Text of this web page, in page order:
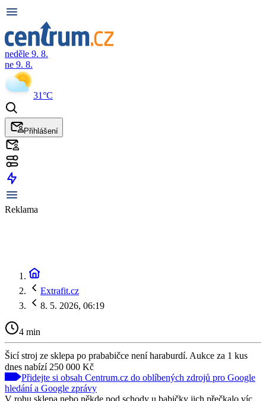
neděle 9. 8.
ne 9. 8.
31°C
Přihlášení
Reklama
Extrafit.cz
8. 5. 2026, 06:19
4 min
Šicí stroj ze sklepa po prababičce není haraburdí. Aukce za 1 kus
dnes nabízí 250 000 Kč
Přidejte si obsah Centrum.cz do oblíbených zdrojů pro Google
hledání a Google zprávy
V rohu sklepa nebo někde pod schody u babičky jich přečkalo víc,